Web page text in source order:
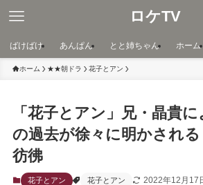
ロケTV
ばけばけ あんぱん とと姉ちゃん ホーム
ホーム ★★朝ドラ 花子とアン
「花子とアン」兄・晶貴
の過去が徐々に明かされ
彷彿
花子とアン 花子とアン 2022年12月17